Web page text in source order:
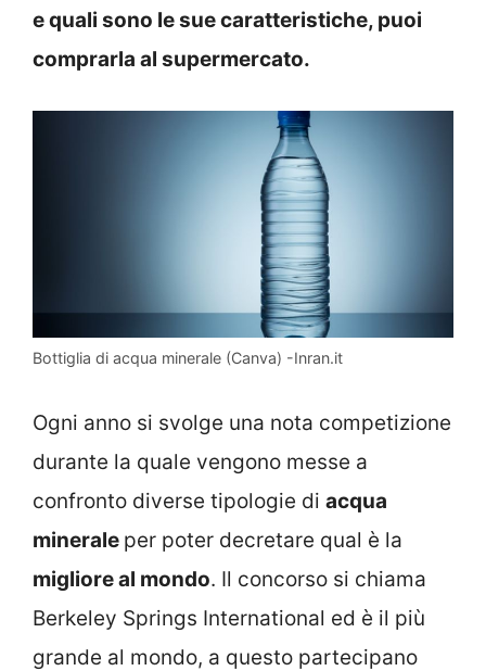
e quali sono le sue caratteristiche, puoi
comprarla al supermercato.
Bottiglia di acqua minerale (Canva) -Inran.it
Ogni anno si svolge una nota competizione
durante la quale vengono messe a
confronto diverse tipologie di acqua
minerale per poter decretare qual è la
migliore al mondo. Il concorso si chiama
Berkeley Springs International ed è il più
grande al mondo, a questo partecipano